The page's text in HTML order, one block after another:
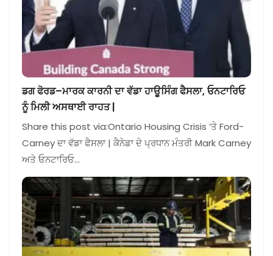
ਡਗ ਫੋਰਡ–ਮਾਰਕ ਕਾਰਨੀ ਦਾ ਵੱਡਾ ਹਾਊਸਿੰਗ ਫੈਸਲਾ, ਓਨਟਾਰਿਓ
ਨੂੰ ਮਿਲੀ ਅਸਥਾਈ ਰਾਹਤ |
Share this post via:Ontario Housing Crisis ‘ਤੇ Ford-
Carney ਦਾ ਵੱਡਾ ਫੈਸਲਾ | ਕੈਨੇਡਾ ਦੇ ਪ੍ਰਧਾਨ ਮੰਤਰੀ Mark Carney
ਅਤੇ ਓਨਟਾਰਿਓ…